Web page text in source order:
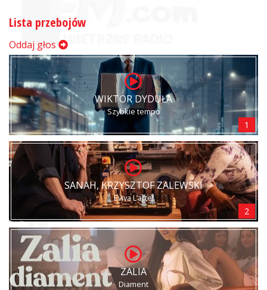
Lista przebojów
Oddaj głos
WIKTOR DYDUŁA
Szybkie tempo
1
SANAH, KRZYSZTOF ZALEWSKI
Eviva L’arte!
2
ZALIA
Diament